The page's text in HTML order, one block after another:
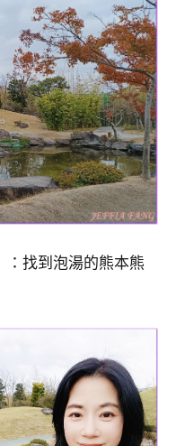
：找到泡湯的熊本熊